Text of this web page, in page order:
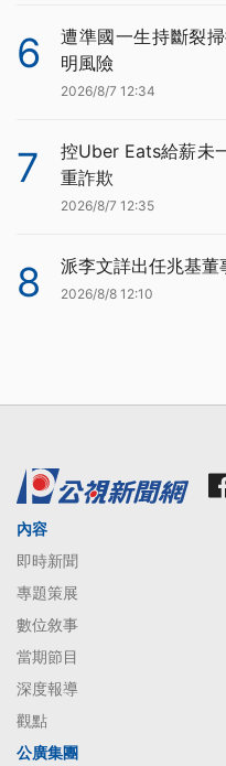
6
遭準國一生持斷裂
明風險
2026/8/7 12:34
7
控Uber Eats給薪未
重詐欺
2026/8/7 12:35
8 派李文詳出任兆基
2026/8/8 12:10
內容
即時新聞
專題策展
數位敘事
當期節目
深度報導
觀點
公廣集團